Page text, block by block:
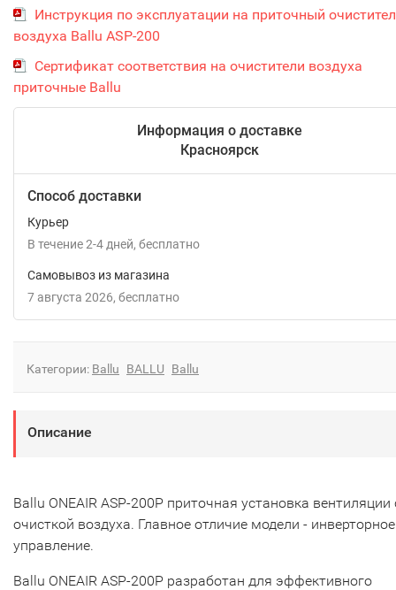
Инструкция по эксплуатации на приточный
воздуха Ballu ASP-200
Сертификат соответствия на очистители воздуха
приточные Ballu
Информация о доставке
Красноярск
Способ доставки
Курьер
В течение2-4 дней Бесплатно
Самовывоз из магазина
7 августа 2026
Бесплатно
Категории: Ballu BALLU Ballu
Описание
Ballu ONEAIR ASP-200P приточная установка вентиляции
очисткой воздуха. Главное отличие модели - инверторное
управление.
Ballu ONEAIR ASP-200P разработан для эффективного